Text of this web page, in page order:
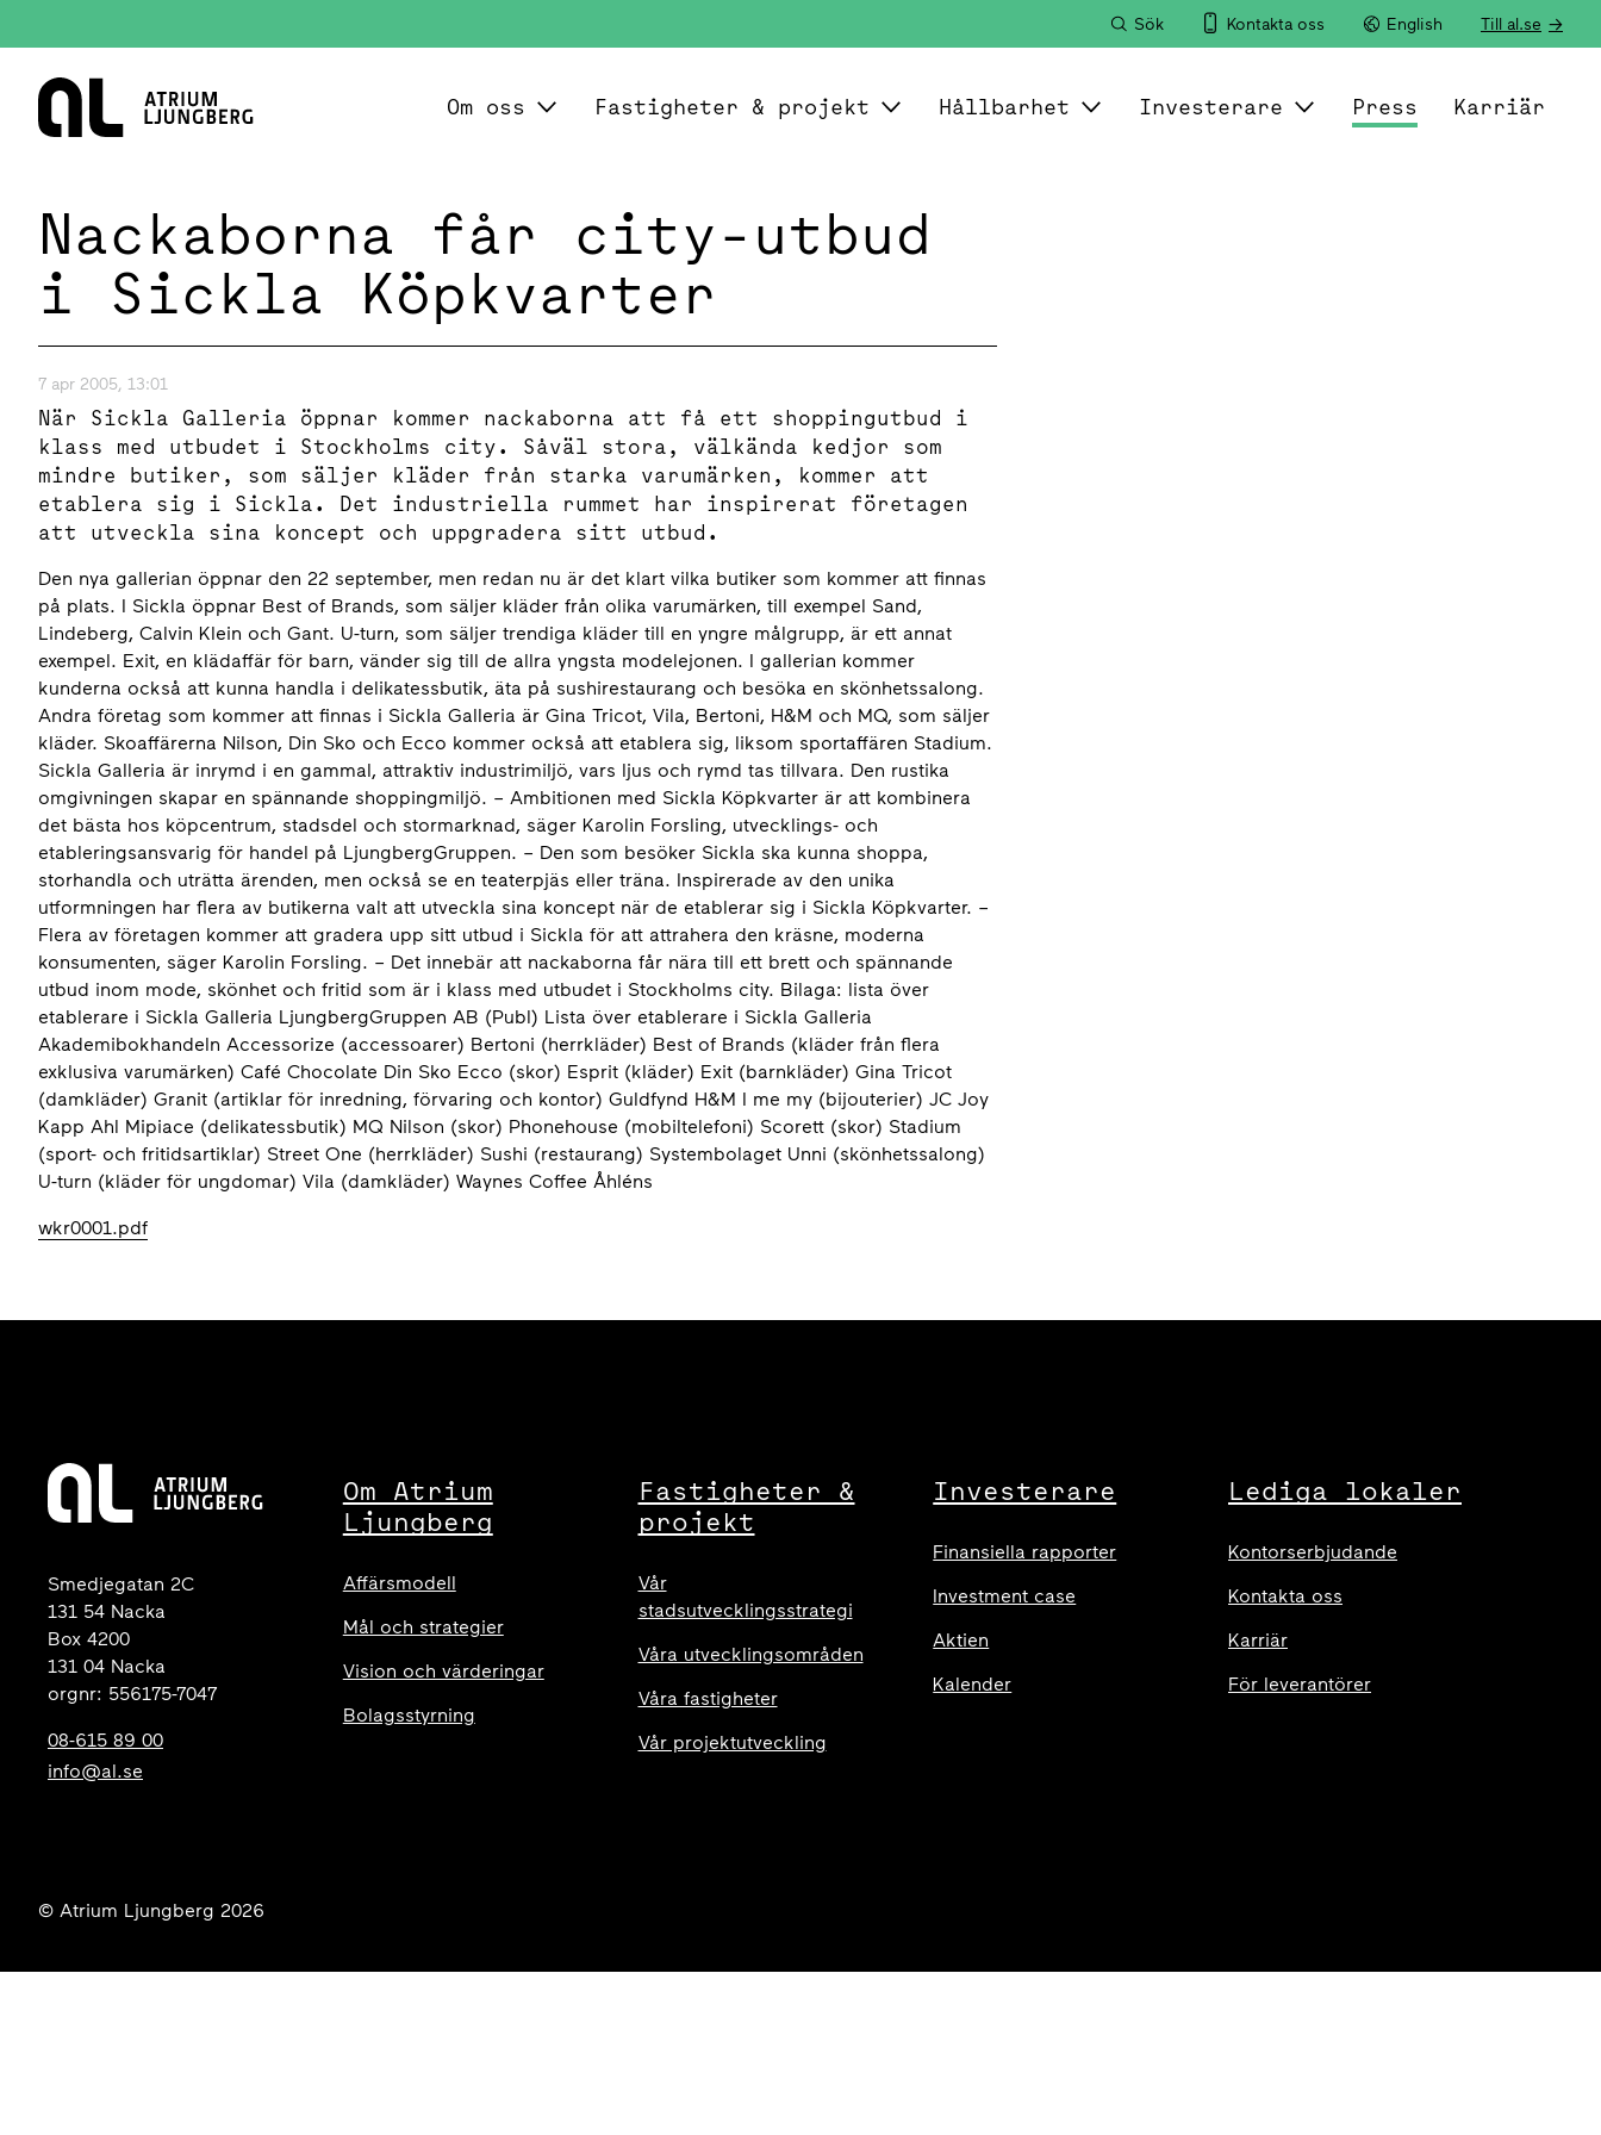
Sök Kontakta oss English Till al.se
Hem
Om oss Fastigheter & projekt Hållbarhet Investerare Press Karriär
Nackaborna får city-utbud
i Sickla Köpkvarter
7 apr 2005, 13:01
När Sickla Galleria öppnar kommer nackaborna att få ett shoppingutbud i
klass med utbudet i Stockholms city. Såväl stora, välkända kedjor som
mindre butiker, som säljer kläder från starka varumärken, kommer att
etablera sig i Sickla. Det industriella rummet har inspirerat företagen
att utveckla sina koncept och uppgradera sitt utbud.
Den nya gallerian öppnar den 22 september, men redan nu är det klart vilka butiker som kommer att finnas
på plats. I Sickla öppnar Best of Brands, som säljer kläder från olika varumärken, till exempel Sand,
Lindeberg, Calvin Klein och Gant. U-turn, som säljer trendiga kläder till en yngre målgrupp, är ett annat
exempel. Exit, en klädaffär för barn, vänder sig till de allra yngsta modelejonen. I gallerian kommer
kunderna också att kunna handla i delikatessbutik, äta på sushirestaurang och besöka en skönhetssalong.
Andra företag som kommer att finnas i Sickla Galleria är Gina Tricot, Vila, Bertoni, H&M och MQ, som säljer
kläder. Skoaffärerna Nilson, Din Sko och Ecco kommer också att etablera sig, liksom sportaffären Stadium.
Sickla Galleria är inrymd i en gammal, attraktiv industrimiljö, vars ljus och rymd tas tillvara. Den rustika
omgivningen skapar en spännande shoppingmiljö. – Ambitionen med Sickla Köpkvarter är att kombinera
det bästa hos köpcentrum, stadsdel och stormarknad, säger Karolin Forsling, utvecklings- och
etableringsansvarig för handel på LjungbergGruppen. – Den som besöker Sickla ska kunna shoppa,
storhandla och uträtta ärenden, men också se en teaterpjäs eller träna. Inspirerade av den unika
utformningen har flera av butikerna valt att utveckla sina koncept när de etablerar sig i Sickla Köpkvarter. –
Flera av företagen kommer att gradera upp sitt utbud i Sickla för att attrahera den kräsne, moderna
konsumenten, säger Karolin Forsling. – Det innebär att nackaborna får nära till ett brett och spännande
utbud inom mode, skönhet och fritid som är i klass med utbudet i Stockholms city. Bilaga: lista över
etablerare i Sickla Galleria LjungbergGruppen AB (Publ) Lista över etablerare i Sickla Galleria
Akademibokhandeln Accessorize (accessoarer) Bertoni (herrkläder) Best of Brands (kläder från flera
exklusiva varumärken) Café Chocolate Din Sko Ecco (skor) Esprit (kläder) Exit (barnkläder) Gina Tricot
(damkläder) Granit (artiklar för inredning, förvaring och kontor) Guldfynd H&M I me my (bijouterier) JC Joy
Kapp Ahl Mipiace (delikatessbutik) MQ Nilson (skor) Phonehouse (mobiltelefoni) Scorett (skor) Stadium
(sport- och fritidsartiklar) Street One (herrkläder) Sushi (restaurang) Systembolaget Unni (skönhetssalong)
U-turn (kläder för ungdomar) Vila (damkläder) Waynes Coffee Åhléns
wkr0001.pdf
Smedjegatan 2C
131 54 Nacka
Box 4200
131 04 Nacka
orgnr: 556175-7047
08-615 89 00
info@al.se
Om Atrium
Ljungberg
Affärsmodell
Mål och strategier
Vision och värderingar
Bolagsstyrning
Fastigheter &
projekt
Vår
stadsutvecklingsstrategi
Våra utvecklingsområden
Våra fastigheter
Vår projektutveckling
Investerare
Finansiella rapporter
Investment case
Aktien
Kalender
Lediga lokaler
Kontorserbjudande
Kontakta oss
Karriär
För leverantörer
© Atrium Ljungberg 2026